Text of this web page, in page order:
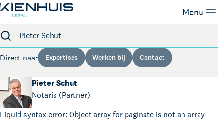
Menu
Expertises
Mensen
Kennis
Werken bij
Contact
Zoeken
Direct naar Expertises Werken bij Contact
Liquid syntax error: Object array for paginate is not an array
Pieter Schut
Notaris (Partner)